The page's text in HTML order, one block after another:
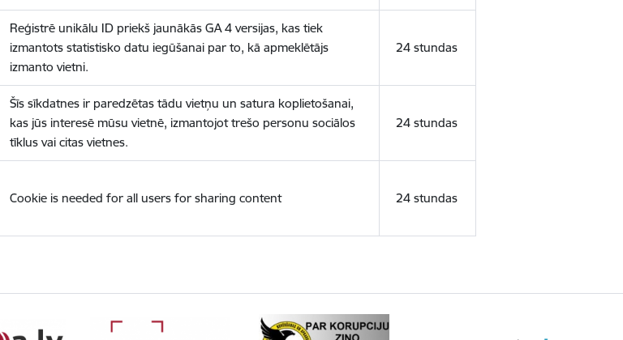
Reģistrē unikālu ID priekš jaunākās GA 4 versijas, kas tiek
izmantots statistisko datu iegūšanai par to, kā apmeklētājs
izmanto vietni.
24 stundas
Šīs sīkdatnes ir paredzētas tādu vietņu un satura koplietošanai,
kas jūs interesē mūsu vietnē, izmantojot trešo personu sociālos
tīklus vai citas vietnes.
24 stundas
Cookie is needed for all users for sharing content 24 stundas